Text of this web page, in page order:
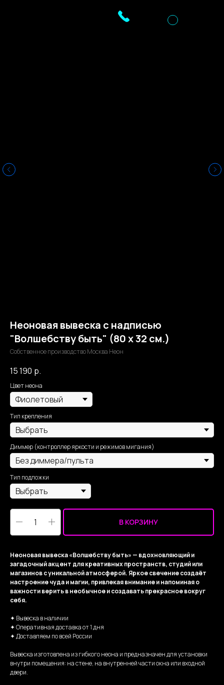
Неоновая вывеска с надписью
"Волшебству быть" (80 х 32 см.)
Собственное производство Москва Неон
15 190 р.
Цвет неона
Тип крепления
Диммер (контроллер яркости и режимов мигания)
Тип подложки
В КОРЗИНУ
Неоновая вывеска «Волшебству быть» — вдохновляющий и
загадочный акцент для креативных пространств, студий или
магазинов с уникальной атмосферой. Яркое свечение создаёт
настроение чуда и магии, привлекая внимание и напоминая о
важности верить в необычное и создавать прекрасное вокруг
себя.
✦ Вывеска в наличии
✦ Оперативная доставка от 1 дня
✦ Доставляем по всей России
Вывеска изготовлена из гибкого неона и предназначен для установки
внутри помещения: на стене, на внутренней части окна или входной
двери.